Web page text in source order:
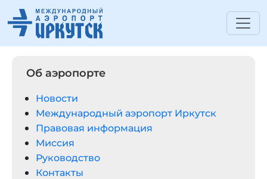
Об аэропорте
Новости
Международный аэропорт Иркутск
Правовая информация
Миссия
Руководство
Контакты